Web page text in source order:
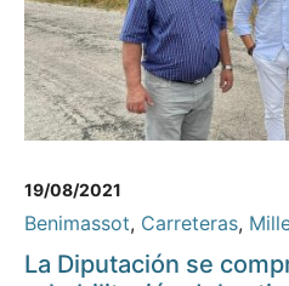
19/08/2021
Benimassot, Carreteras,
La Diputación se